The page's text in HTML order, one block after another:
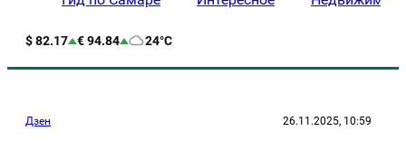
$ 82.17 € 94.84 24°C
Дзен 26.11.2025, 10:59